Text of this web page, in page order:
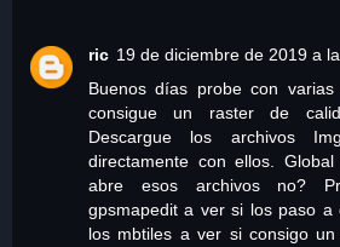
ric 19 de diciembre de 2019 a
Buenos días probe con
consigue un raster de
Descargue los archivos
directamente con ellos.
abre esos archivos no?
gpsmapedit a ver si los paso a
los mbtiles a ver si consigo